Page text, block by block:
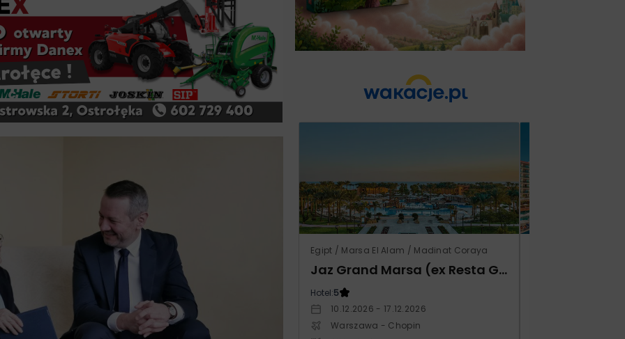
Egipt / Marsa El Alam / Madinat Coraya
Jaz Grand Marsa (ex Resta Grand Resort)
Hotel:5
10.12.2026 - 17.12.2026
Warszawa - Chopin